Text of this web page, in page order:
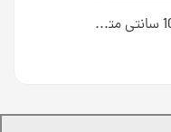
قرنیز رنگ سفید پی وی سی 10 سانتی متر کد G1060 طول ۳ متر [انبار تهران]